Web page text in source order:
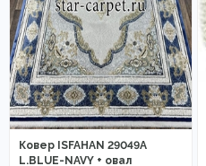
Ковер ISFAHAN 29049A
L.BLUE-NAVY + овал